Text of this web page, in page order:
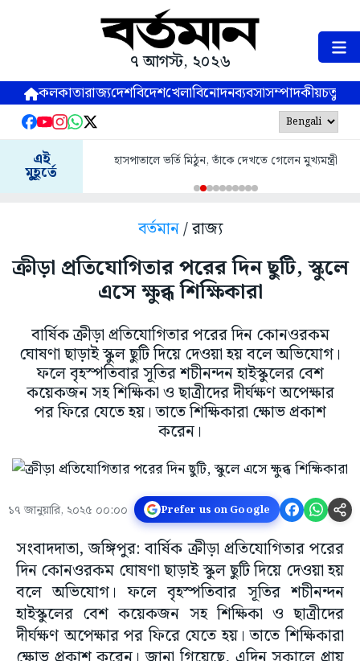
৭ আগস্ট, ২০২৬
কলকাতারাজ্যদেশবিদেশখেলাবিনোদনব্যবসাসম্পাদকীয়
এই
মুহূর্তে
হাসপাতালে ভর্তি মিঠুন, তাঁকে দেখতে গেলেন মুখ্যমন্ত্রী
বর্তমান/ রাজ্য
ক্রীড়া প্রতিযোগিতার পরের দিন ছুটি, স্কুলে
এসে ক্ষুব্ধ শিক্ষিকারা
বার্ষিক ক্রীড়া প্রতিযোগিতার পরের দিন কোনওরকম
ঘোষণা ছাড়াই স্কুল ছুটি দিয়ে দেওয়া হয় বলে অভিযোগ।
ফলে বৃহস্পতিবার সূতির শচীনন্দন হাইস্কুলের বেশ
কয়েকজন সহ শিক্ষিকা ও ছাত্রীদের দীর্ঘক্ষণ অপেক্ষার
পর ফিরে যেতে হয়। তাতে শিক্ষিকারা ক্ষোভ প্রকাশ
করেন।
১৭ জানুয়ারি, ২০২৫ ০০:০০ Prefer us on Google
সংবাদদাতা, জঙ্গিপুর: বার্ষিক ক্রীড়া প্রতিযোগিতার পরের
দিন কোনওরকম ঘোষণা ছাড়াই স্কুল ছুটি দিয়ে দেওয়া হয়
বলে অভিযোগ। ফলে বৃহস্পতিবার সূতির শচীনন্দন
হাইস্কুলের বেশ কয়েকজন সহ শিক্ষিকা ও ছাত্রীদের
দীর্ঘক্ষণ অপেক্ষার পর ফিরে যেতে হয়। তাতে শিক্ষিকারা